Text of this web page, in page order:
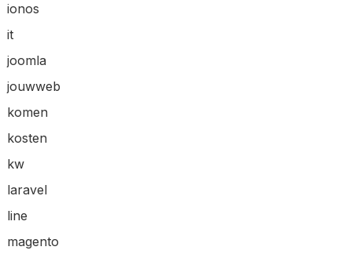
ionos
it
joomla
jouwweb
komen
kosten
kw
laravel
line
magento